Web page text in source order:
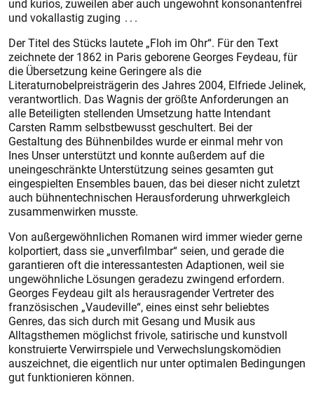
und kurios, zuweilen aber auch ungewohnt konsonantenfrei
und vokallastig zuging . . .
Der Titel des Stücks lautete „Floh im Ohr“. Für den Text
zeichnete der 1862 in Paris geborene Georges Feydeau, für
die Übersetzung keine Geringere als die
Literaturnobelpreisträgerin des Jahres 2004, Elfriede Jelinek,
verantwortlich. Das Wagnis der größte Anforderungen an
alle Beteiligten stellenden Umsetzung hatte Intendant
Carsten Ramm selbstbewusst geschultert. Bei der
Gestaltung des Bühnenbildes wurde er einmal mehr von
Ines Unser unterstützt und konnte außerdem auf die
uneingeschränkte Unterstützung seines gesamten gut
eingespielten Ensembles bauen, das bei dieser nicht zuletzt
auch bühnentechnischen Herausforderung uhrwerkgleich
zusammenwirken musste.
Von außergewöhnlichen Romanen wird immer wieder gerne
kolportiert, dass sie „unverfilmbar“ seien, und gerade die
garantieren oft die interessantesten Adaptionen, weil sie
ungewöhnliche Lösungen geradezu zwingend erfordern.
Georges Fey­deau gilt als herausragender Vertreter des
französischen „Vaudeville“, eines einst sehr beliebtes
Genres, das sich durch mit Gesang und Musik aus
Alltagsthemen möglichst frivole, satirische und kunstvoll
konstruierte Verwirrspiele und Verwechslungskomödien
auszeichnet, die eigentlich nur unter optimalen Bedingungen
gut funktionieren können.